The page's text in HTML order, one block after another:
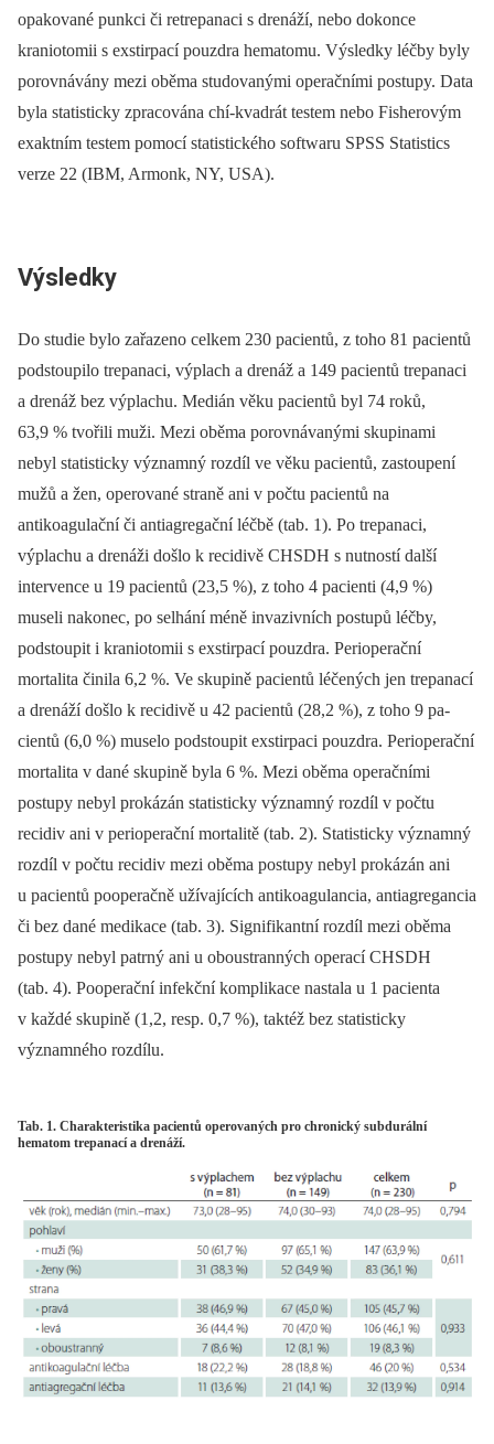
opakované punkci či retrepanaci s drenáží, nebo dokonce
kraniotomii s exstirpací pouzdra hematomu. Výsledky léčby byly
porovnávány mezi oběma studovanými operačními postupy. Data
byla statisticky zpracována chí-kvadrát testem nebo Fisherovým
exaktním testem pomocí statistického softwaru SPSS Statistics
verze 22 (IBM, Armonk, NY, USA).
Výsledky
Do studie bylo zařazeno celkem 230 pa­­cientů, z toho 81 pa­cientů
podstoupilo trepanaci, výplach a drenáž a 149 pa­cientů trepanaci
a drenáž bez výplachu. Medián věku pa­cientů byl 74 roků,
63,9 % tvořili muži. Mezi oběma porovnávanými skupinami
nebyl statisticky významný rozdíl ve věku pa­cientů, zastoupení
mužů a žen, operované straně ani v počtu pa­cientů na
antikoagulační či antiagregační léčbě (tab. 1). Po trepanaci,
výplachu a drenáži došlo k recidivě CHSDH s nutností další
intervence u 19 pa­cientů (23,5 %), z toho 4 pa­cienti (4,9 %)
museli nakonec, po selhání méně invazivních postupů léčby,
podstoupit i kraniotomii s exstirpací pouzdra. Perioperační
mortalita činila 6,2 %. Ve skupině pa­cientů léčených jen trepanací
a drenáží došlo k recidivě u 42 pa­cientů (28,2 %), z toho 9 pa­
cientů (6,0 %) muselo podstoupit exstirpaci pouzdra. Perioperační
mortalita v dané skupině byla 6 %. Mezi oběma operačními
postupy nebyl prokázán statisticky významný rozdíl v počtu
recidiv ani v perioperační mortalitě (tab. 2). Statisticky významný
rozdíl v počtu recidiv mezi oběma postupy nebyl prokázán ani
u pa­cientů pooperačně užívajících antikoagulancia, antiagregancia
či bez dané medikace (tab. 3). Signifikantní rozdíl mezi oběma
postupy nebyl patrný ani u oboustran­ných operací CHSDH
(tab. 4). Pooperační infekční komplikace nastala u 1 pa­cienta
v každé skupině (1,2, resp. 0,7 %), taktéž bez statisticky
významného rozdílu.
Tab. 1. Charakteristika pacientů operovaných pro chronický subdurální
hematom trepanací a drenáží.